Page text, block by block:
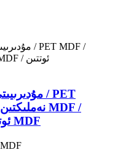
ئوتتىن مۇداپىئەلىنىش MDF